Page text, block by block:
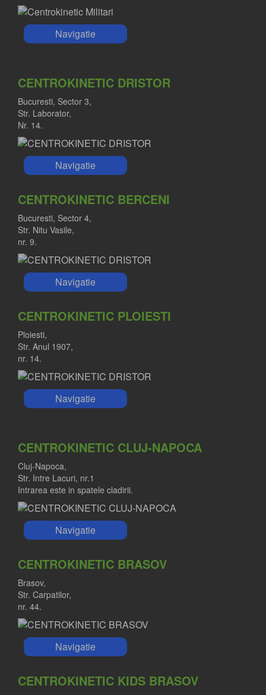
Navigatie
CENTROKINETIC DRISTOR
Bucuresti, Sector 3,
Str. Laborator,
Nr. 14.
Navigatie
CENTROKINETIC BERCENI
Bucuresti, Sector 4,
Str. Nitu Vasile,
nr. 9.
Navigatie
CENTROKINETIC PLOIESTI
Ploiesti,
Str. Anul 1907,
nr. 14.
Navigatie
CENTROKINETIC CLUJ-NAPOCA
Cluj-Napoca,
Str. Intre Lacuri, nr.1
Intrarea este in spatele cladirii.
Navigatie
CENTROKINETIC BRASOV
Brasov,
Str. Carpatilor,
nr. 44.
Navigatie
CENTROKINETIC KIDS BRASOV